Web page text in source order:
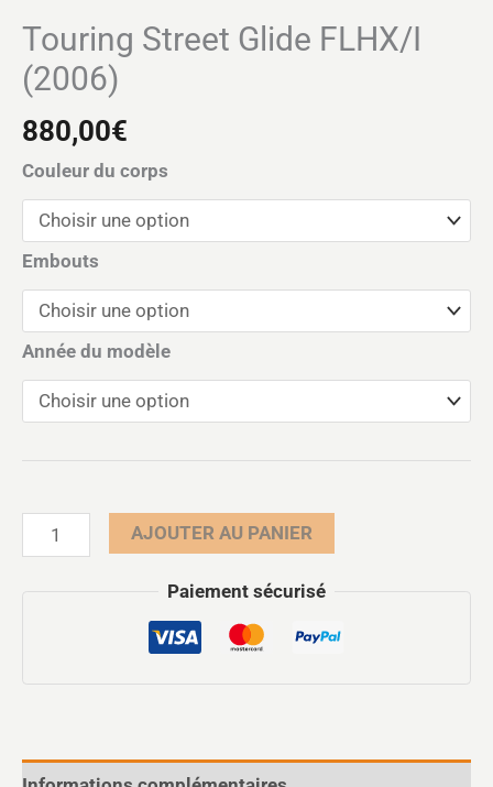
Touring Street Glide FLHX/I
(2006)
880,00€
Couleur du corps
Embouts
Année du modèle
AJOUTER AU PANIER
Paiement sécurisé